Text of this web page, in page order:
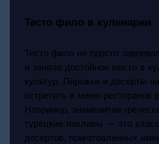
Тесто фило в кулинарии
Тесто фило не просто
и заняло достойное место в
культур. Пирожки и десерты
встретить в меню ресторанов
Например, знаменитая
турецкие пахлавы — это
десертов, приготовленных